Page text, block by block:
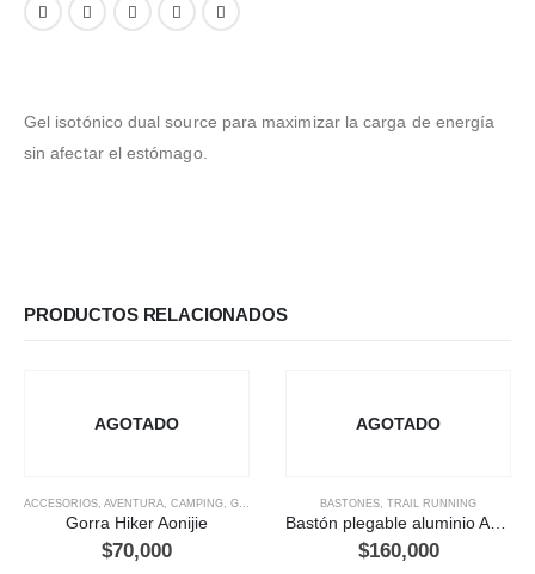
Gel isotónico dual source para maximizar la carga de energía
sin afectar el estómago.
PRODUCTOS RELACIONADOS
AGOTADO
ACCESORIOS AVENTURA CAMPING GORRAS TRAIL RUNNING
Gorra Hiker Aonijie
$70,000
AGOTADO
BASTONES TRAIL RUNNING
$160,000